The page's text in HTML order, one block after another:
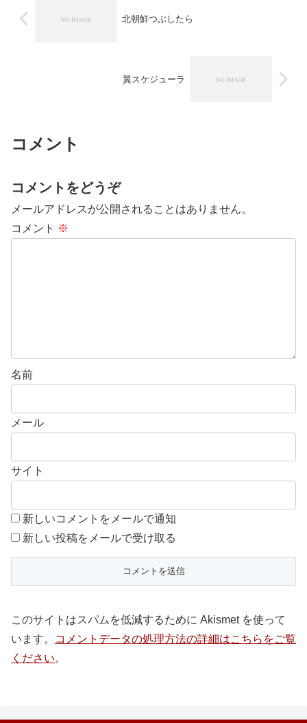
北朝鮮つぶしたら
翼スケジューラ
コメント
コメントをどうぞ
メールアドレスが公開されることはありません。
コメント ※
名前
メール
サイト
新しいコメントをメールで通知
新しい投稿をメールで受け取る
このサイトはスパムを低減するために Akismet を使って
います。
コメントデータの処理方法の詳細はこちらをご覧
ください。